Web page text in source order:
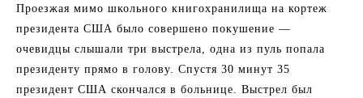
Проезжая мимо школьного книгохранилища на кортеж
президента США было совершено покушение —
очевидцы слышали три выстрела, одна из пуль попала
президенту прямо в голову. Спустя 30 минут 35
президент США скончался в больнице. Выстрел был